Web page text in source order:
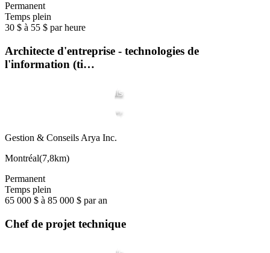
Permanent
Temps plein
30 $ à 55 $ par heure
Architecte d'entreprise - technologies de
l'information (ti…
Gestion & Conseils Arya Inc.
Montréal(7,8km)
Permanent
Temps plein
65 000 $ à 85 000 $ par an
Chef de projet technique